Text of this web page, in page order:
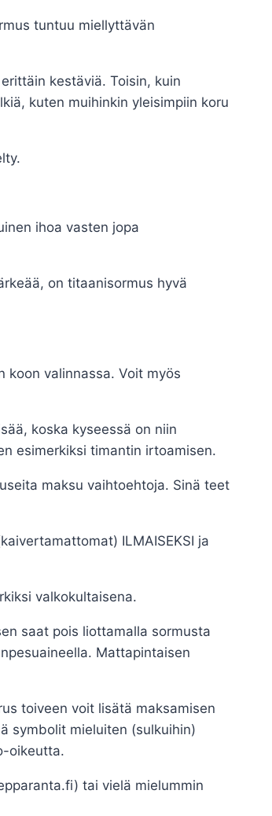
tuntuu miellyttävän
kestäviä. Toisin, kuin
kuten muihinkin yleisimpiin koru
ihoa vasten jopa
on titaanisormus hyvä
koon valinnassa. Voit myös
koska kyseessä on niin
esimerkiksi timantin irtoamisen.
maksu vaihtoehtoja. Sinä teet
ILMAISEKSI ja
valkokultaisena.
saat pois liottamalla sormusta
Mattapintaisen
toiveen voit lisätä maksamisen
symbolit mieluiten (sulkuihin)
oikeutta.
tai vielä mielummin